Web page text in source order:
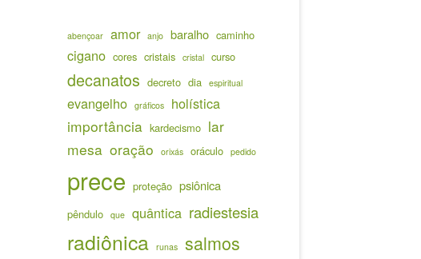
abençoar amor anjo baralho caminho
cigano cores cristais cristal curso
decanatos decreto dia espiritual
evangelho gráficos holística
importância kardecismo lar
mesa oração orixás oráculo pedido
prece proteção psiônica
pêndulo que quântica radiestesia
radiônica runas salmos